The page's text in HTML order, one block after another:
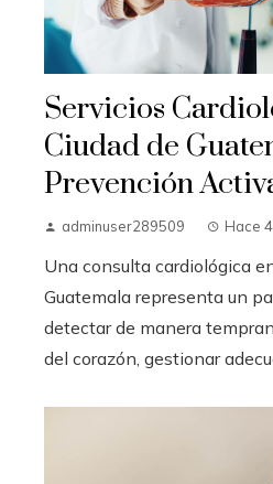
Servicios
Ciudad de
Prevención
adminuser289509 Hace
Una consulta cardiológica
Guatemala representa un
detectar de manera
del corazón, gestionar